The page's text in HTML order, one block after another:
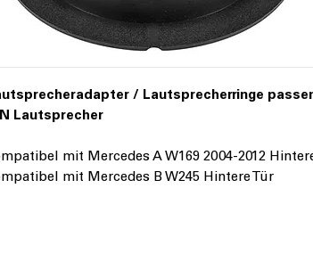
/ Lautsprecherringe
Lautsprecher
mit Mercedes A W169 2004-2012
mit Mercedes B W245 Hintere Tür